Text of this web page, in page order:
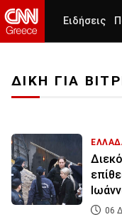
Ειδήσεις
ΔΙΚΗ ΓΙΑ
06